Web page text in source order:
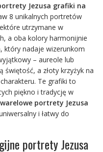
Jezusa grafiki na
8 unikalnych portretów
utrzymane w
a oba kolory harmonijnie
który nadaje wizerunkom
– aureole lub
świętość, a złoty krzyżyk na
Te grafiki to
piękno i tradycję w
portrety Jezusa
i łatwy do
portrety Jezusa